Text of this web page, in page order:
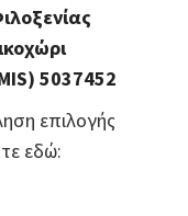
5037452
επιλογής
εδώ: